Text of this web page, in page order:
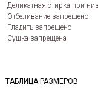
-Деликатная стирка при
-Отбеливание запрещено
-Гладить запрещено
-Сушка запрещена
ТАБЛИЦА РАЗМЕРОВ